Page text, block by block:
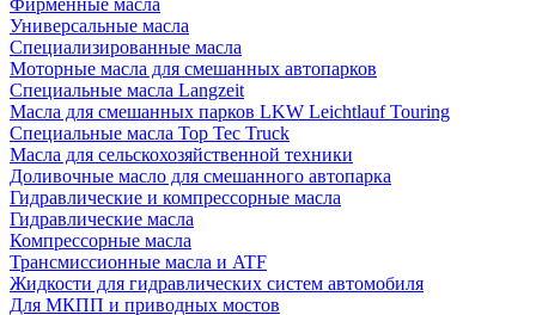
Фирменные масла
Универсальные масла
Специализированные масла
Моторные масла для смешанных автопарков
Специальные масла Langzeit
Масла для смешанных парков LKW Leichtlauf Touring
Специальные масла Top Tec Truck
Масла для сельскохозяйственной техники
Доливочные масло для смешанного автопарка
Гидравлические и компрессорные масла
Гидравлические масла
Компрессорные масла
Трансмиссионные масла и ATF
Жидкости для гидравлических систем автомобиля
Для МКПП и приводных мостов